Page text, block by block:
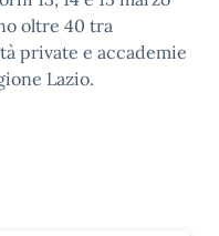
oltre 40 tra
private e accademie
Lazio.